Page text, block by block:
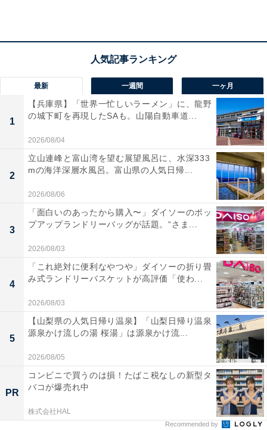
入場無料・駐車場無料（普通車104台・大型バス5台）
あわせて読みたい
【静岡県】すべて入園無料！ 帆船型アスレチ
ックや富士山望む複合公園も…休日に行きた
「22世紀の丘公園」は入場無料！ 100年かけて樹
最新 一週間 一ヶ月
1
【兵庫県】「世界一忙しいラーメン」に、龍野
の城下町を再現したSAも。山陽自動車道...
2026/08/04
2
立山連峰と富山湾を望む展望風呂に、水深333
mの海洋深層水風呂。富山県の人気日帰...
2026/08/06
3
「面白いのあったから購入〜」ダイソーのポッ
プアップランドリーバッグが話題。“さま...
2026/08/03
4
「これ絶対に便利なやつや」ダイソーの折り畳
み式ランドリーバスケットが高評価「使わ...
2026/08/03
5
【山梨県の人気日帰り温泉】「山梨日帰り温泉
源泉かけ流しの湯 桜湯」は源泉かけ流...
2026/08/05
PR
コンビニで買うのは損！たばこ税なしの新型タ
バコが爆売れ中
株式会社HAL
Recommended by